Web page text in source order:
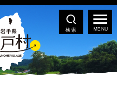
検索